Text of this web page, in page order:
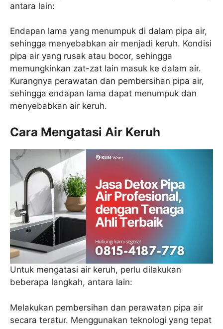
antara lain:
Endapan lama yang menumpuk di dalam pipa air,
sehingga menyebabkan air menjadi keruh. Kondisi
pipa air yang rusak atau bocor, sehingga
memungkinkan zat-zat lain masuk ke dalam air.
Kurangnya perawatan dan pembersihan pipa air,
sehingga endapan lama dapat menumpuk dan
menyebabkan air keruh.
Cara Mengatasi Air Keruh
Untuk mengatasi air keruh, perlu dilakukan
beberapa langkah, antara lain:
Melakukan pembersihan dan perawatan pipa air
secara teratur. Menggunakan teknologi yang tepat